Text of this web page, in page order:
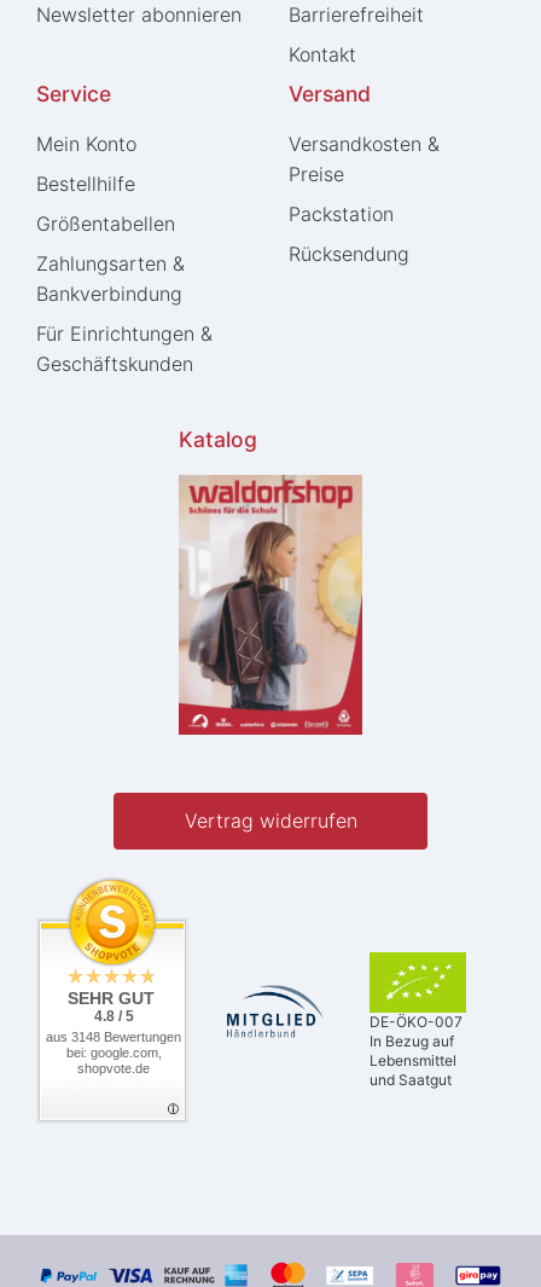
Newsletter abonnieren
Barrierefreiheit
Kontakt
Service
Mein Konto
Bestellhilfe
Größentabellen
Zahlungsarten &
Bankverbindung
Für Einrichtungen &
Geschäftskunden
Versand
Versandkosten &
Preise
Packstation
Rücksendung
Katalog
Vertrag widerrufen
SEHR GUT
4.8 / 5
aus 3148 Bewertungen
bei: google.com,
shopvote.de
DE-ÖKO-007
In Bezug auf
Lebensmittel
und Saatgut